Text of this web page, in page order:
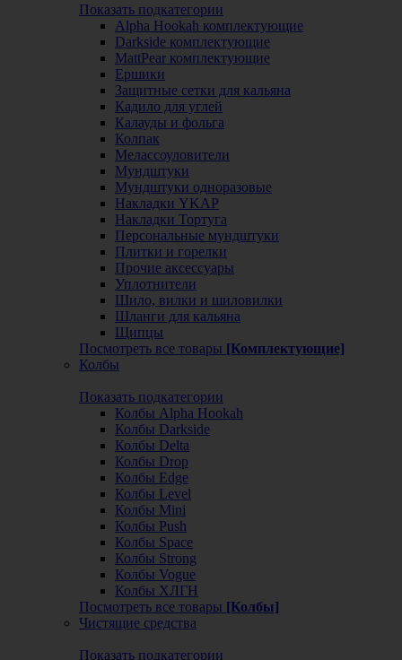
Показать подкатегории
Alpha Hookah комплектующие
Darkside комплектующие
MattPear комплектующие
Ершики
Защитные сетки для кальяна
Кадило для углей
Калауды и фольга
Колпак
Мелассоуловители
Мундштуки
Мундштуки одноразовые
Накладки YKAP
Накладки Тортуга
Персональные мундштуки
Плитки и горелки
Прочие аксессуары
Уплотнители
Шило, вилки и шиловилки
Шланги для кальяна
Щипцы
Посмотреть все товары [Комплектующие]
Колбы
Показать подкатегории
Колбы Alpha Hookah
Колбы Darkside
Колбы Delta
Колбы Drop
Колбы Edge
Колбы Level
Колбы Mini
Колбы Push
Колбы Space
Колбы Strong
Колбы Vogue
Колбы ХЛГН
Посмотреть все товары [Колбы]
Чистящие средства
Показать подкатегории